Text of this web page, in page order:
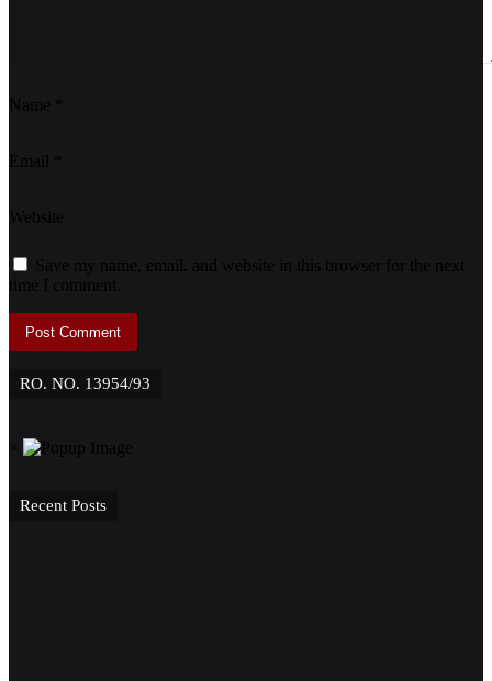
Name
Email
Website
Save my name, email, and website in this browser for the next
time I comment.
RO. NO. 13954/93
×
Recent Posts